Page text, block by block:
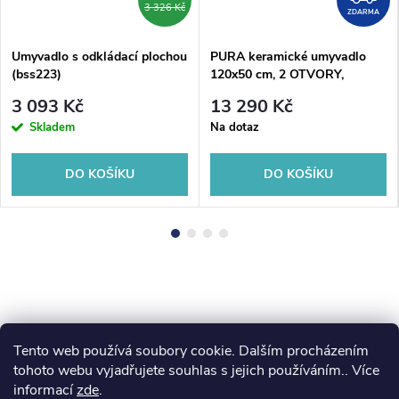
Tento web používá soubory cookie. Dalším procházením
tohoto webu vyjadřujete souhlas s jejich používáním.. Více
informacízde.
3 326 Kč
Umyvadlo s odkládací plochou
(bss223)
3 093 Kč
Skladem
DO KOŠÍKU
ZDARMA
PURA keramické umyvadlo
120x50 cm, 2 OTVORY,
13 290 Kč
Na dotaz
DO KOŠÍKU
Z
koupelny-sanita.cz kupelne-online.sk